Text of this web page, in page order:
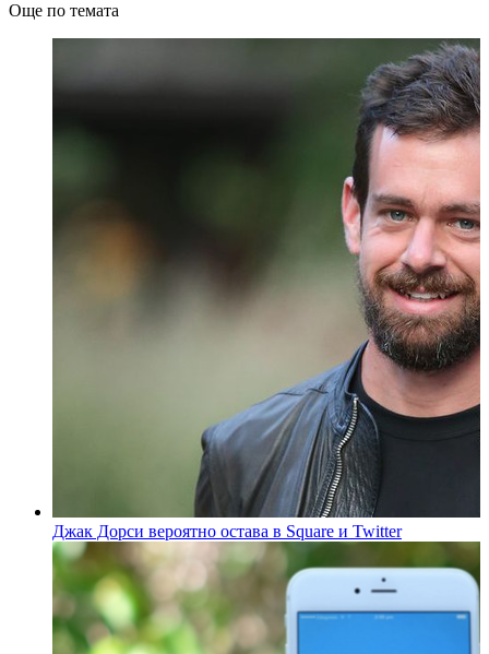
Още по темата
Джак Дорси вероятно остава в Square и Twitter